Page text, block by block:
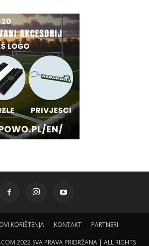
KORIŠTENJA KONTAKT PARTNERI
2022 SVA PRAVA PRIDRŽANA | ALL RIGHTS